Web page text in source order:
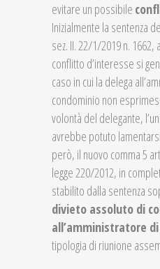
evitare un possibile
Inizialmente la sentenza
sez. II. 22/1/2019 n.
conflitto d’interesse si
caso in cui la delega
condominio non
volontà del delegante,
avrebbe potuto
però, il nuovo comma 5
legge 220/2012, in
stabilito dalla sentenza
divieto assoluto di
all’amministratore
tipologia di riunione